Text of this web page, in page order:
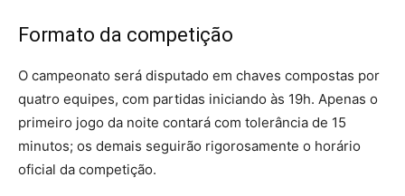
Formato da competição
O campeonato será disputado em chaves compostas por
quatro equipes, com partidas iniciando às 19h. Apenas o
primeiro jogo da noite contará com tolerância de 15
minutos; os demais seguirão rigorosamente o horário
oficial da competição.